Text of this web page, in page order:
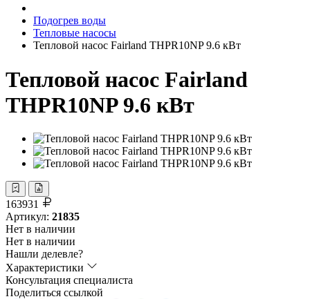
Подогрев воды
Тепловые насосы
Тепловой насос Fairland THPR10NP 9.6 кВт
Тепловой насос Fairland
THPR10NP 9.6 кВт
163931
Артикул: 21835
Нет в наличии
Нет в наличии
Нашли делевле?
Характеристики
Консультация специалиста
Поделиться ссылкой